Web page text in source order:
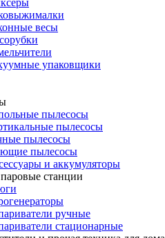
весы
упаковщики
пылесосы
пылесосы
пылесосы
пылесосы
и аккумуляторы
станции
ручные
стационарные